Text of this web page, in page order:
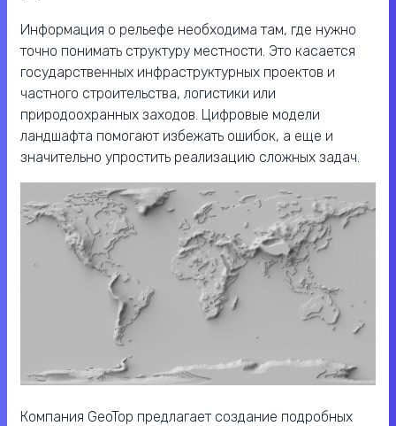
Информация о рельефе необходима там, где нужно
точно понимать структуру местности. Это касается
государственных инфраструктурных проектов и
частного строительства, логистики или
природоохранных заходов. Цифровые модели
ландшафта помогают избежать ошибок, а еще и
значительно упростить реализацию сложных задач.
Компания GeoTop предлагает создание подробных